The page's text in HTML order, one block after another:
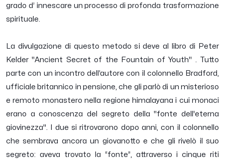
grado d’ innescare un processo di profonda trasformazione
spirituale.
La divulgazione di questo metodo si deve al libro di Peter
Kelder "Ancient Secret of the Fountain of Youth" . Tutto
parte con un incontro dell’autore con il colonnello Bradford,
ufficiale britannico in pensione, che gli parlò di un misterioso
e remoto monastero nella regione himalayana i cui monaci
erano a conoscenza del segreto della "fonte dell'eterna
giovinezza". I due si ritrovarono dopo anni, con il colonnello
che sembrava ancora un giovanotto e che gli rivelò il suo
segreto: aveva trovato la “fonte”, attraverso i cinque riti